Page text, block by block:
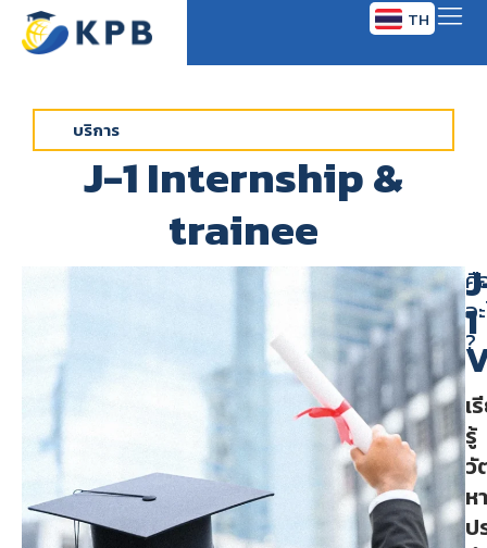
TH
EN
บริการ
J-1 Internship &
trainee
1
คื
อ
?
เ
รู้
วั
หา
ป